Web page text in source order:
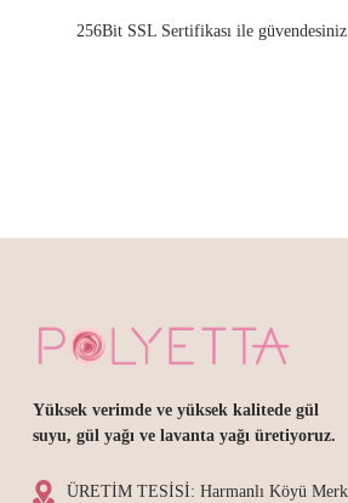
256Bit SSL Sertifikası ile
Yüksek verimde ve yüksek kalitede gül
suyu, gül yağı ve lavanta yağı üretiyoruz.
ÜRETİM TESİSİ: Harmanlı Köyü